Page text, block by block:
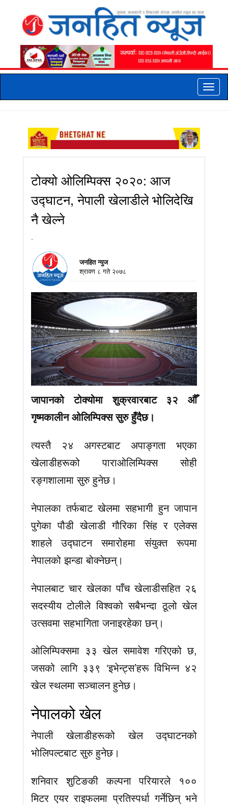
Toggle
टोक्यो ओलिम्पिक्स २०२०: आज
उद्घाटन, नेपाली खेलाडीले भोलिदेखि
नै खेल्ने
-
जनहित न्युज
श्रावण ८ गते २०७८
जापानको टोक्योमा शुक्रवारबाट ३२ औँ
गृष्मकालीन ओलिम्पिक्स सुरु हुँदैछ।
त्यस्तै २४ अगस्टबाट अपाङ्गता भएका
खेलाडीहरूको पाराओलिम्पिक्स सोही
रङ्गशालामा सुरु हुनेछ।
नेपालका तर्फबाट खेलमा सहभागी हुन जापान
पुगेका पौडी खेलाडी गौरिका सिंह र एलेक्स
शाहले उद्घाटन समारोहमा संयुक्त रूपमा
नेपालको झन्डा बोक्नेछन्।
नेपालबाट चार खेलका पाँच खेलाडीसहित २६
सदस्यीय टोलीले विश्वको सबैभन्दा ठूलो खेल
उत्सवमा सहभागिता जनाइरहेका छन्।
ओलिम्पिक्समा ३३ खेल समावेश गरिएको छ,
जसको लागि ३३९ ‘इभेन्ट्स’हरू विभिन्न ४२
खेल स्थलमा सञ्चालन हुनेछ।
नेपालको खेल
नेपाली खेलाडीहरूको खेल उद्घाटनको
भोलिपल्टबाट सुरु हुनेछ।
शनिवार शुटिङकी कल्पना परियारले १००
मिटर एयर राइफलमा प्रतिस्पर्धा गर्नेछिन् भने